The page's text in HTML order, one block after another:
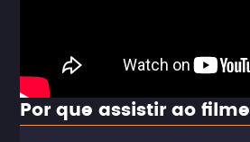
Por que assistir ao filme